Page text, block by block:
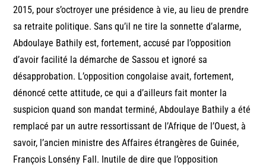
2015, pour s’octroyer une présidence à vie, au lieu de prendre
sa retraite politique. Sans qu’il ne tire la sonnette d’alarme,
Abdoulaye Bathily est, fortement, accusé par l’opposition
d’avoir facilité la démarche de Sassou et ignoré sa
désapprobation. L’opposition congolaise avait, fortement,
dénoncé cette attitude, ce qui a d’ailleurs fait monter la
suspicion quand son mandat terminé, Abdoulaye Bathily a été
remplacé par un autre ressortissant de l’Afrique de l’Ouest, à
savoir, l’ancien ministre des Affaires étrangères de Guinée,
François Lonsény Fall. Inutile de dire que l’opposition